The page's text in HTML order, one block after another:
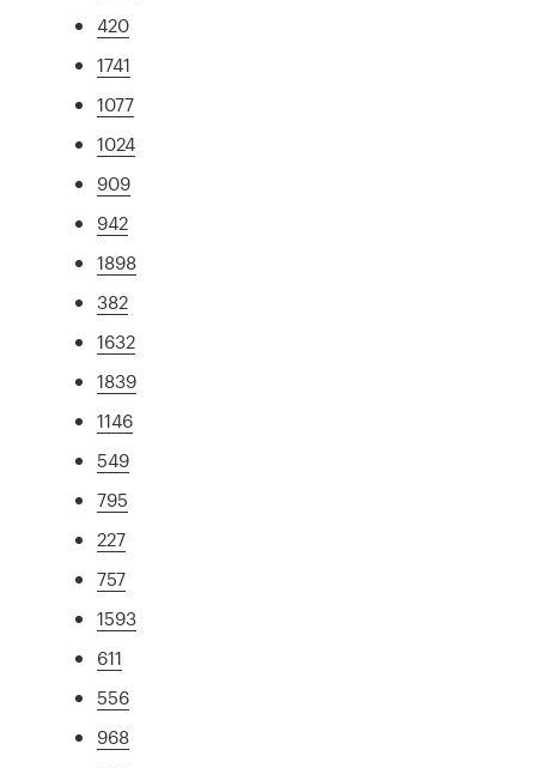
420
1741
1077
1024
909
942
1898
382
1632
1839
1146
549
795
227
757
1593
611
556
968